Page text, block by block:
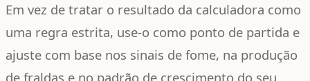
Em vez de tratar o resultado da calculadora como
uma regra estrita, use-o como ponto de partida e
ajuste com base nos sinais de fome, na produção
de fraldas e no padrão de crescimento do seu